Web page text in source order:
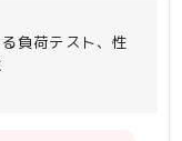
計画作成および
いただける方を
負荷テスト、性